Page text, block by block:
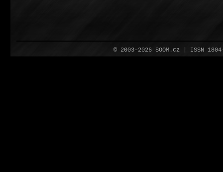
© 2003–2026 SOOM.cz | ISSN